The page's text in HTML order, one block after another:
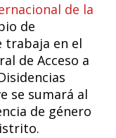
de la
de
trabaja en el
de Acceso a
se sumará al
de género